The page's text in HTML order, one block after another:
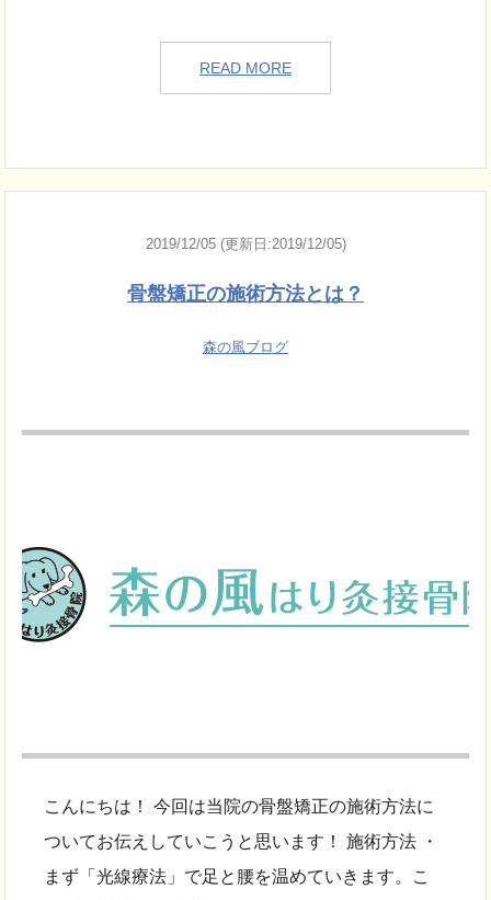
READ MORE
2019/12/05 (更新日:2019/12/05)
骨盤矯正の施術方法とは？
森の風ブログ
こんにちは！ 今回は当院の骨盤矯正の施術方法に
ついてお伝えしていこうと思います！ 施術方法 ・
まず「光線療法」で足と腰を温めていきます。こ